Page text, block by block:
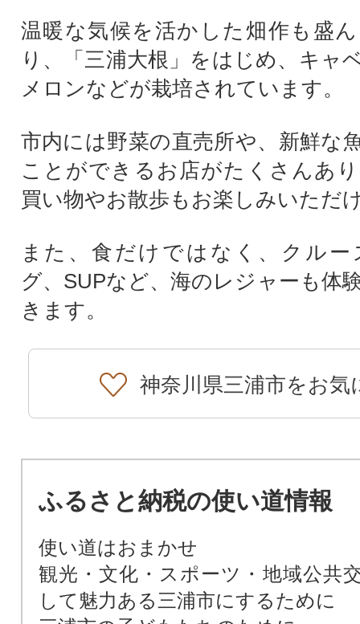
温暖な気候を活かした畑作も盛
り、「三浦大根」をはじめ、キャ
メロンなどが栽培されています。
市内には野菜の直売所や、新鮮な
ことができるお店がたくさんあ
買い物やお散歩もお楽しみいただ
また、食だけではなく、クル
グ、SUPなど、海のレジャーも体
きます。
神奈川県三浦市をお気
ふるさと納税の使い道情報
使い道はおまかせ
観光・文化・スポーツ・地域公共
して魅力ある三浦市にするために